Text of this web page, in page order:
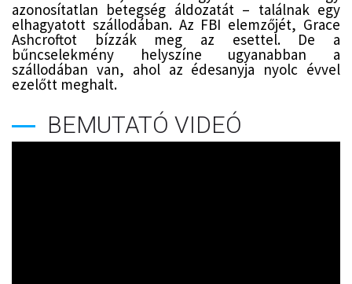
azonosítatlan betegség áldozatát – találnak egy
elhagyatott szállodában. Az FBI elemzőjét, Grace
Ashcroftot bízzák meg az esettel. De a
bűncselekmény helyszíne ugyanabban a
szállodában van, ahol az édesanyja nyolc évvel
ezelőtt meghalt.
BEMUTATÓ VIDEÓ